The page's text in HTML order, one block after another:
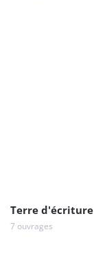
Terre d'écriture
7 ouvrages